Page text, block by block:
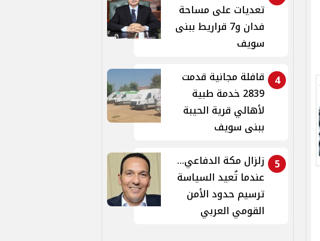
تعديات على مساحة
فدان و7 قراريط ببنى
سويف
4
قافلة مجانية قدمت
2839 خدمة طبية
لأهالي قرية الحيبة
ببنى سويف
5
زلزال مكة الدفاعي...
عندما تُعيد السياسة
ترسيم حدود الأمن
القومي العربي